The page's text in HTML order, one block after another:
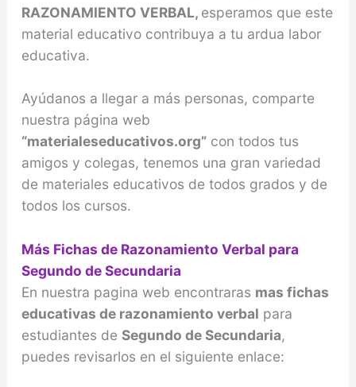
RAZONAMIENTO VERBAL, esperamos que este
material educativo contribuya a tu ardua labor
educativa.
Ayúdanos a llegar a más personas, comparte
nuestra página web
“materialeseducativos.org”con todos tus
amigos y colegas, tenemos una gran variedad
de materiales educativos de todos grados y de
todos los cursos.
Más Fichas de Razonamiento Verbal para
Segundo de Secundaria
En nuestra pagina web encontraras mas fichas
educativas de razonamiento verbal para
estudiantes de Segundo de Secundaria,
puedes revisarlos en el siguiente enlace: